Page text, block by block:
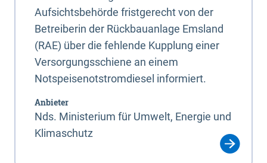
Aufsichtsbehörde fristgerecht von der
Betreiberin der Rückbauanlage Emsland
(RAE) über die fehlende Kupplung einer
Versorgungsschiene an einem
Notspeisenotstromdiesel informiert.
Anbieter
Nds. Ministerium für Umwelt, Energie und
Klimaschutz